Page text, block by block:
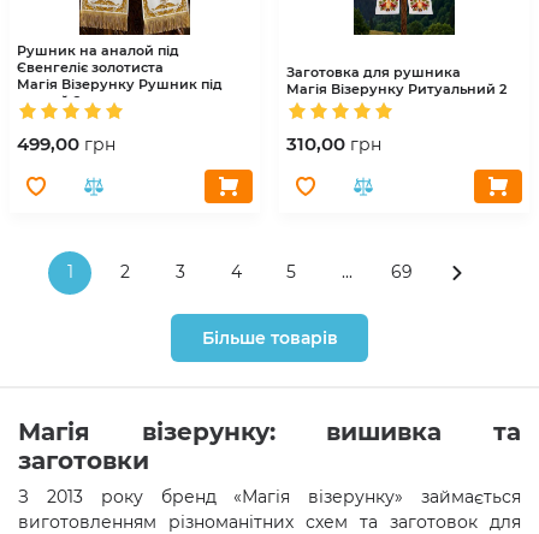
Рушник на аналой під
Євенгеліє золотиста
Магія Візерунку Рушник під
аналой 2
499,00 грн
Заготовка для рушника
Магія Візерунку Ритуальний 2
310,00 грн
1 2 3 4 5 ... 69
Більше товарів
Магія візерунку: вишивка та
заготовки
З 2013 року бренд «Магія візерунку» займається
виготовленням різноманітних схем та заготовок для